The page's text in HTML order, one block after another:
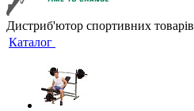
Дистриб'ютор спортивних товарів
Каталог